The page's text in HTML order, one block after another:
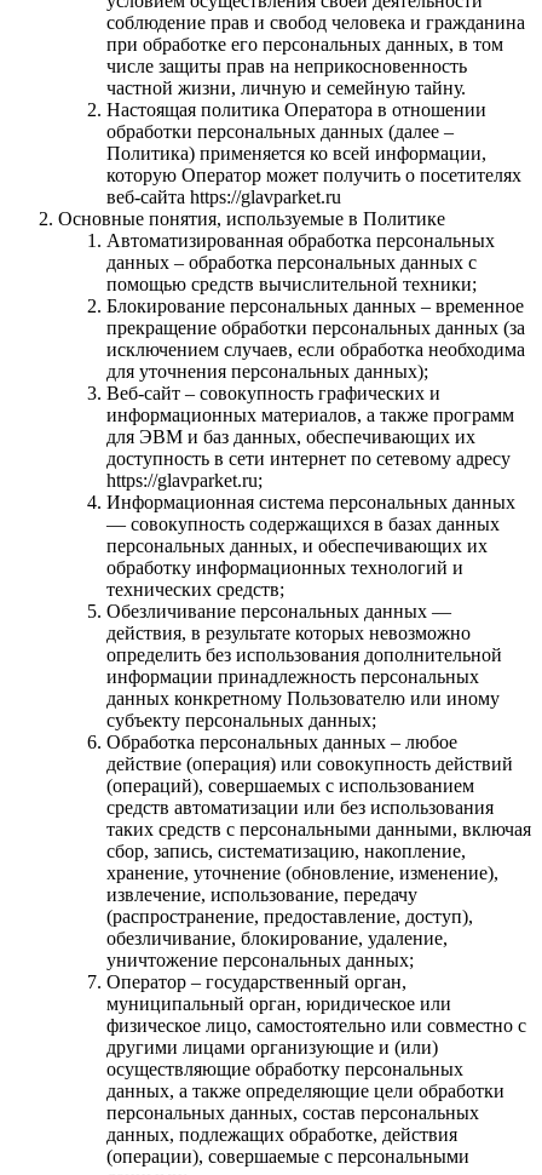
соблюдение прав и свобод человека и гражданина
при обработке его персональных данных, в том
числе защиты прав на неприкосновенность
частной жизни, личную и семейную тайну.
Настоящая политика Оператора в отношении
обработки персональных данных (далее –
Политика) применяется ко всей информации,
которую Оператор может получить о посетителях
веб-сайта https://glavparket.ru
Основные понятия, используемые в Политике
Автоматизированная обработка персональных
данных – обработка персональных данных с
помощью средств вычислительной техники;
Блокирование персональных данных – временное
прекращение обработки персональных данных (за
исключением случаев, если обработка необходима
для уточнения персональных данных);
Веб-сайт – совокупность графических и
информационных материалов, а также программ
для ЭВМ и баз данных, обеспечивающих их
доступность в сети интернет по сетевому адресу
https://glavparket.ru;
Информационная система персональных данных
— совокупность содержащихся в базах данных
персональных данных, и обеспечивающих их
обработку информационных технологий и
технических средств;
Обезличивание персональных данных —
действия, в результате которых невозможно
определить без использования дополнительной
информации принадлежность персональных
данных конкретному Пользователю или иному
субъекту персональных данных;
Обработка персональных данных – любое
действие (операция) или совокупность действий
(операций), совершаемых с использованием
средств автоматизации или без использования
таких средств с персональными данными, включая
сбор, запись, систематизацию, накопление,
хранение, уточнение (обновление, изменение),
извлечение, использование, передачу
(распространение, предоставление, доступ),
обезличивание, блокирование, удаление,
уничтожение персональных данных;
Оператор – государственный орган,
муниципальный орган, юридическое или
физическое лицо, самостоятельно или совместно с
другими лицами организующие и (или)
осуществляющие обработку персональных
данных, а также определяющие цели обработки
персональных данных, состав персональных
данных, подлежащих обработке, действия
(операции), совершаемые с персональными